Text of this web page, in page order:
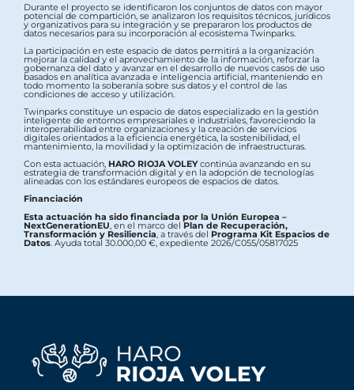
Durante el proyecto se identificaron los conjuntos de datos con mayor
potencial de compartición, se analizaron los requisitos técnicos, jurídicos
y organizativos para su integración y se prepararon los productos de
datos necesarios para su incorporación al ecosistema Twinparks.
La participación en este espacio de datos permitirá a la organización
mejorar la calidad y el aprovechamiento de la información, reforzar la
gobernanza del dato y avanzar en el desarrollo de nuevos casos de uso
basados en analítica avanzada e inteligencia artificial, manteniendo en
todo momento la soberanía sobre sus datos y el control de las
condiciones de acceso y utilización.
Twinparks constituye un espacio de datos especializado en la gestión
inteligente de entornos empresariales e industriales, favoreciendo la
interoperabilidad entre organizaciones y la creación de servicios
digitales orientados a la eficiencia energética, la sostenibilidad, el
mantenimiento, la movilidad y la optimización de infraestructuras.
Con esta actuación, HARO RIOJA VOLEYcontinúa avanzando en su
estrategia de transformación digital y en la adopción de tecnologías
alineadas con los estándares europeos de espacios de datos.
Financiación
Esta actuación ha sido financiada por la Unión Europea –
NextGenerationEU , en el marco delPlan de Recuperación,
Transformación y Resiliencia , a través del Programa Kit Espacios de
Datos . Ayuda total 30.000,00 €, expediente 2026/C055/05817025